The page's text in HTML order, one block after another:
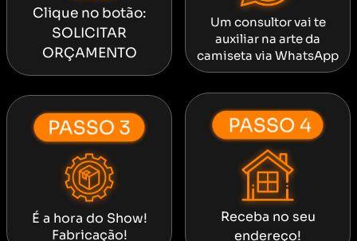
Clique no botão:
SOLICITAR
ORÇAMENTO
Um consultor vai te
auxiliar na arte da
camiseta via WhatsApp
É a hora do Show!
Fabricação!
Receba no seu
endereço!